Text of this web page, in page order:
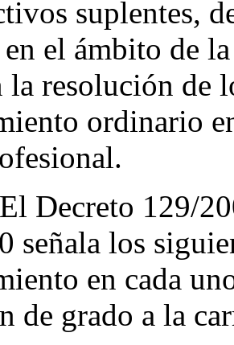
suplentes,
el ámbito de
la resolución de
ordinario
Decreto 129/
señala los
en cada
de grado a la